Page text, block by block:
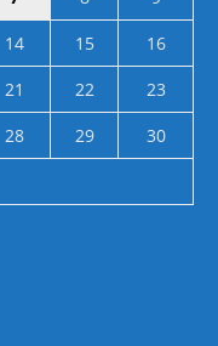
14 15
16
21 22
23
28 29
30